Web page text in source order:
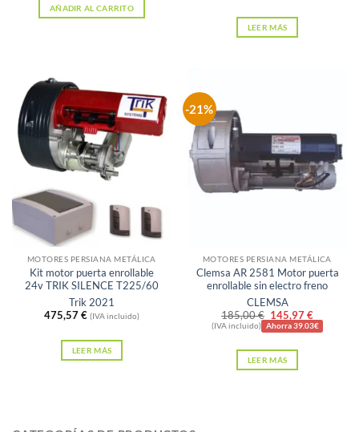
AÑADIR AL CARRITO
LEER MÁS
Sin existencias
MOTORES PERSIANA METÁLICA
Kit motor puerta enrollable
24v TRIK SILENCE T225/60
Trik 2021
475,57€ (IVA incluido)
LEER MÁS
-21%
MOTORES PERSIANA METÁLICA
Clemsa AR 2581 Motor puerta
enrollable sin electro freno
CLEMSA
185,00€ El
precio
era:
185,00 €.
145,97€El
precio
(IVA incluido) Ahorra 39.03€
LEER MÁS